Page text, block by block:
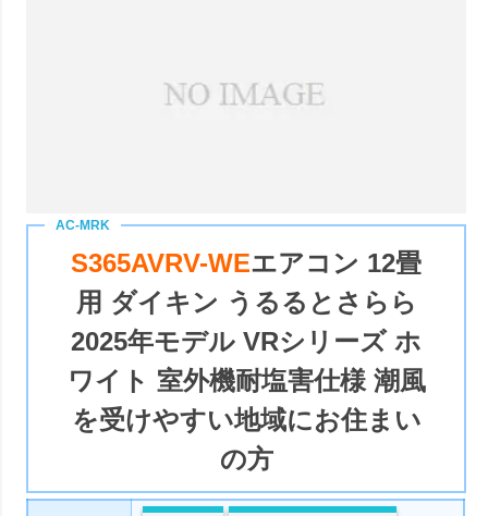
S365AVRV-WEエアコン 12畳
用 ダイキン うるるとさらら
2025年モデル VRシリーズ ホ
ワイト 室外機耐塩害仕様 潮風
を受けやすい地域にお住まい
の方